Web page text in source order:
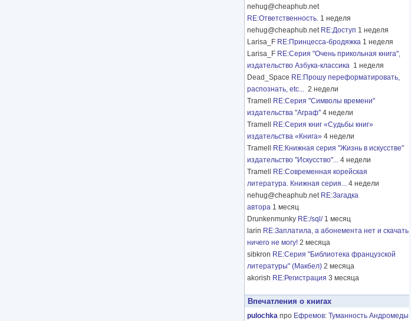
nehug@cheaphub.net
RE:Ответственность. 1 неделя
nehug@cheaphub.net RE:Доступ 1 неделя
Larisa_F RE:Принцесса-бродяжка 1 неделя
Larisa_F RE:Серия "Очень прикольная книга",
издательство Азбука-классика 1 неделя
Dead_Space RE:Прошу переформатировать,
распознать, etc... 2 недели
Tramell
RE:Серия "Символы времени"
издательства "Аграф" 4 недели
Tramell
RE:Серия книг «Судьбы книг»
издательства «Книга» 4 недели
Tramell
RE:Книжная серия "Жизнь в искусстве"
издательство "Искусство"... 4 недели
Tramell
RE:Современная корейская
литература. Книжная серия... 4 недели
nehug@cheaphub.net RE:Загадка
автора 1 месяц
Drunkenmunky RE:/sql/ 1 месяц
larin RE:Заплатила, а абонемента нет и скачать
ничего не могу! 2 месяца
sibkron RE:Серия "Библиотека французской
литературы" (Макбел) 2 месяца
akorish RE:Регистрация 3 месяца
Впечатления о книгах
pulochka про Ефремов: Туманность Андромеды